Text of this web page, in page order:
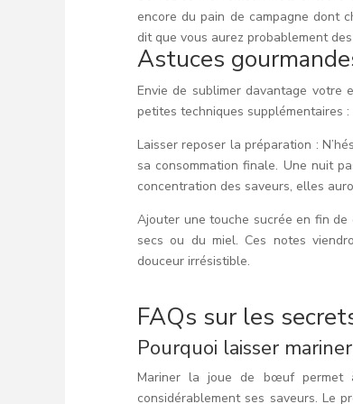
encore du pain de campagne dont
dit que vous aurez probablement
Astuces
Envie de sublimer davantage votre
petites techniques supplémentaires :
Laisser reposer la préparation :
sa consommation finale. Une nuit
concentration des saveurs, elles
Ajouter une touche sucrée en fin
secs ou du miel. Ces notes
douceur irrésistible.
FAQs sur les
Pourquoi laisser
Mariner la joue de bœuf permet
considérablement ses saveurs. Le